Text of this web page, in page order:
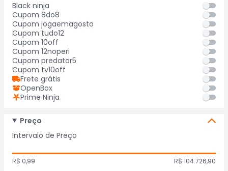
Black ninja
Cupom 8do8
Cupom jogaemagosto
Cupom tudo12
Cupom 10off
Cupom 12noperi
Cupom predator5
Cupom tv10off
Frete grátis
OpenBox
Prime Ninja
Preço
Intervalo de Preço
R$ 0,99
R$ 104.726,90